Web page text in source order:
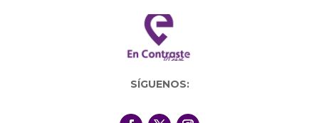
SÍGUENOS: